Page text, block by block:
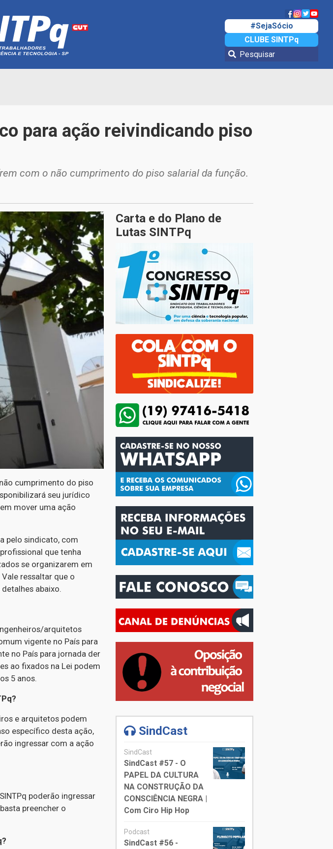
#SejaSócio
CLUBE SINTPq
para ação reivindicando piso
com o não cumprimento do piso salarial da função.
cumprimento do piso
seu jurídico
mover uma ação
pelo sindicato, com
que tenha
se organizarem em
ressaltar que o
abaixo.
arquitetos
vigente no País para
no País para jornada der
ao fixados na Lei podem
5 anos.
e arquitetos podem
específico desta ação,
ingressar com a ação
poderão ingressar
preencher o
Carta e do Plano de
Lutas SINTPq
SindCast
SindCast
SindCast #57 - O
PAPEL DA CULTURA
NA CONSTRUÇÃO DA
CONSCIÊNCIA NEGRA |
Com Ciro Hip Hop
Podcast
SindCast #56 -